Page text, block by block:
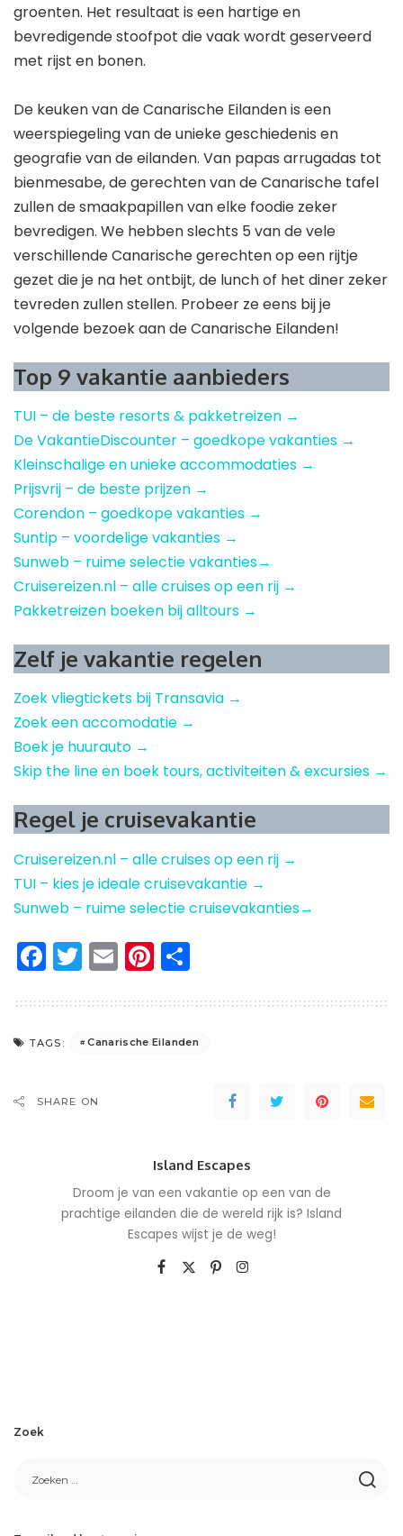
groenten. Het resultaat is een hartige en
bevredigende stoofpot die vaak wordt geserveerd
met rijst en bonen.
De keuken van de Canarische Eilanden is een
weerspiegeling van de unieke geschiedenis en
geografie van de eilanden. Van papas arrugadas tot
bienmesabe, de gerechten van de Canarische tafel
zullen de smaakpapillen van elke foodie zeker
bevredigen. We hebben slechts 5 van de vele
verschillende Canarische gerechten op een rijtje
gezet die je na het ontbijt, de lunch of het diner zeker
tevreden zullen stellen. Probeer ze eens bij je
volgende bezoek aan de Canarische Eilanden!
Top 9 vakantie aanbieders
TUI – de beste resorts & pakketreizen →
De VakantieDiscounter – goedkope vakanties →
Kleinschalige en unieke accommodaties →
Prijsvrij – de beste prijzen →
Corendon – goedkope vakanties →
Suntip – voordelige vakanties →
Sunweb – ruime selectie vakanties→
Cruisereizen.nl – alle cruises op een rij →
Pakketreizen boeken bij alltours →
Zelf je vakantie regelen
Zoek vliegtickets bij Transavia →
Zoek een accomodatie →
Boek je huurauto →
Skip the line en boek tours, activiteiten & excursies →
Regel je cruisevakantie
Cruisereizen.nl – alle cruises op een rij →
TUI – kies je ideale cruisevakantie →
Sunweb – ruime selectie cruisevakanties→
Facebook
Twitter
EmailPinterest
TAGS: Canarische Eilanden
SHARE ON
Island Escapes
Droom je van een vakantie op een van de
prachtige eilanden die de wereld rijk is? Island
Escapes wijst je de weg!
Zoek